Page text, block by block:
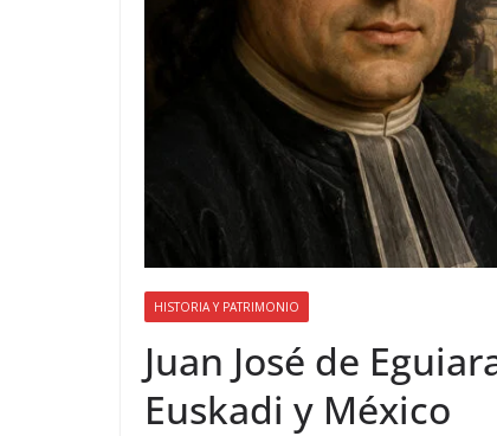
HISTORIA Y PATRIMONIO
Juan José de
Euskadi y México